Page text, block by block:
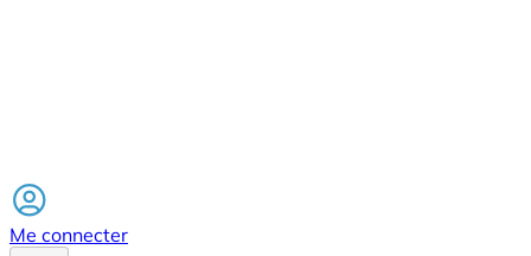
Me connecter